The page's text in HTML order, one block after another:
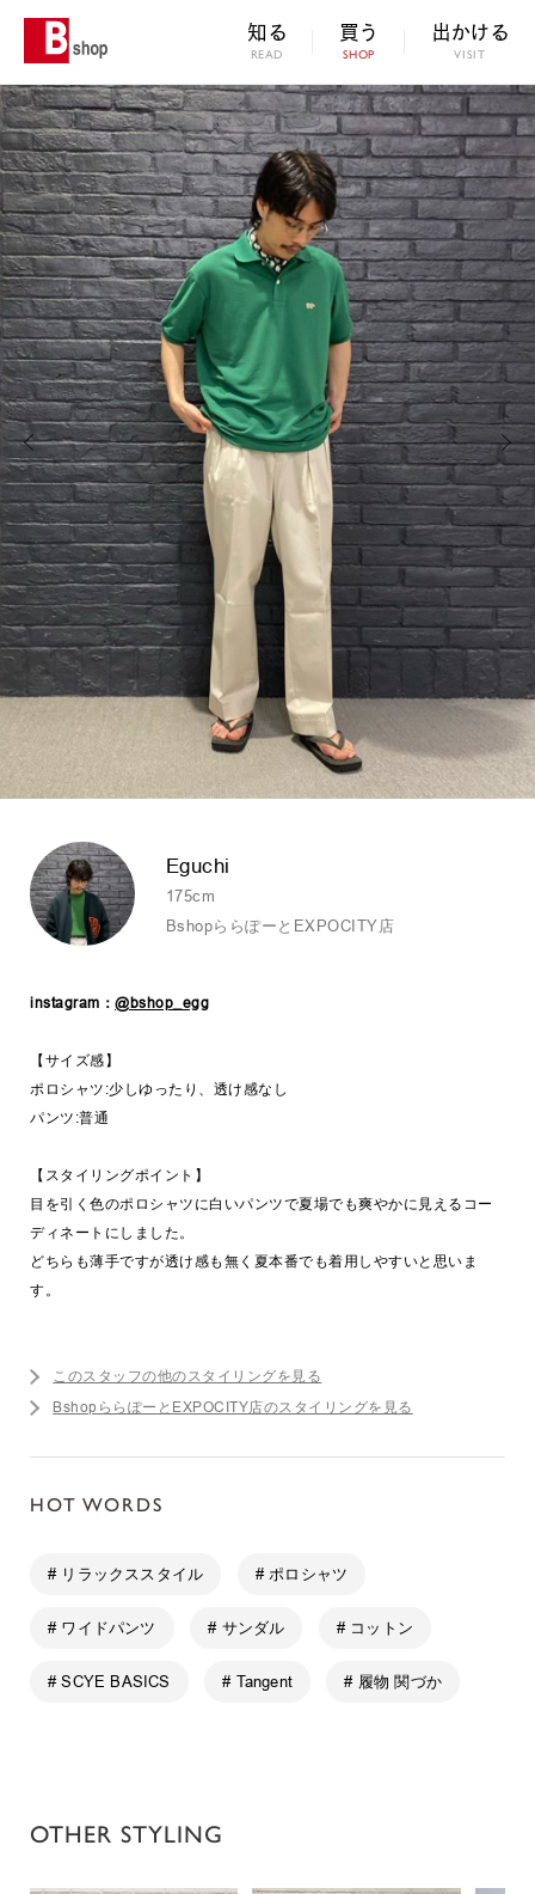
知る
READ
買う
SHOP
出かける
VISIT
Eguchi
175cm
BshopららぽーとEXPOCITY店
instagram： @bshop_egg
【サイズ感】
ポロシャツ:少しゆったり、透け感なし
パンツ:普通
【スタイリングポイント】
目を引く色のポロシャツに白いパンツで夏場でも爽やかに見えるコー
ディネートにしました。
どちらも薄手ですが透け感も無く夏本番でも着用しやすいと思いま
す。
このスタッフの他のスタイリングを見る
BshopららぽーとEXPOCITY店のスタイリングを見る
HOT WORDS
# リラックススタイル # ポロシャツ
# ワイドパンツ # サンダル # コットン
# SCYE BASICS # Tangent # 履物 関づか
OTHER STYLING